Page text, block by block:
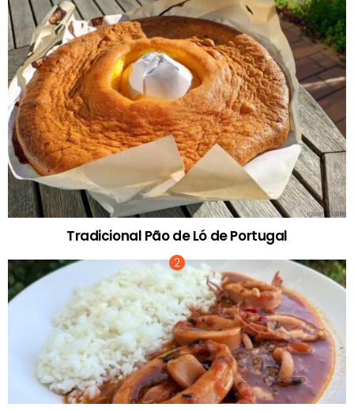
Tradicional Pão de Ló de Portugal